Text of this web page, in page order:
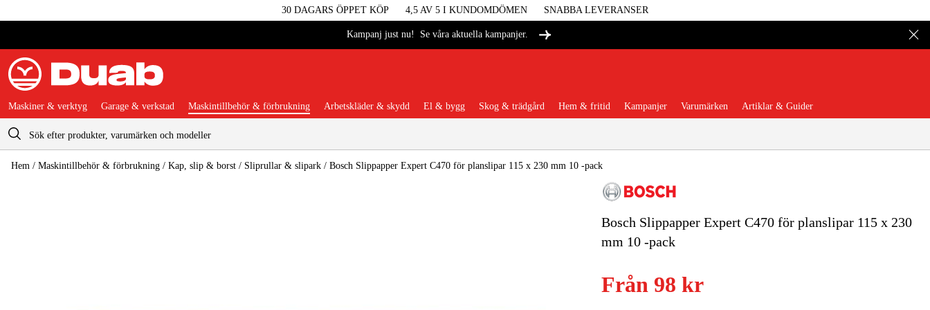
30 DAGARS ÖPPET KÖP 4,5 AV 5 I KUNDOMDÖMEN SNABBA LEVERANSER
Kampanj just nu! Se våra aktuella kampanjer.
Varukorg Populära kategorier
Maskiner & Verktyg Garage & Verkstad
Maskintillbehör & Förbrukning
Maskiner & verktyg Garage & verkstad Maskintillbehör & förbrukning Arbetskläder & skydd El & bygg Skog & trädgård Hem & fritid Kampanjer Varumärken Artiklar & Guider
Hem / Maskintillbehör & förbrukning / Kap, slip & borst / Sliprullar & slipark / Bosch Slippapper Expert C470 för planslipar 115 x 230 mm 10 -pack
Bosch Slippapper Expert C470 för planslipar 115 x 230
mm 10 -pack
Från 98 kr